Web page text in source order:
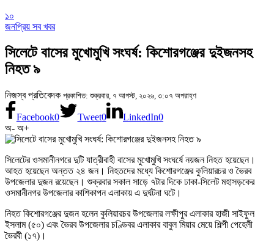
১০
জনপ্রিয় সব খবর
সিলেটে বাসের মুখোমুখি সংঘর্ষ: কিশোরগঞ্জের দুইজনসহ
নিহত ৯
নিজস্ব প্রতিবেদক প্রকাশিত: শুক্রবার, ৭ আগস্ট, ২০২৬, ৩:০৭ অপরাহ্ণ
Facebook0 Tweet0 LinkedIn0
অ- অ+
সিলেটের ওসমানীনগরে দুটি যাত্রীবাহী বাসের মুখোমুখি সংঘর্ষে নয়জন নিহত হয়েছেন।
আহত হয়েছেন অন্তত ২৪ জন। নিহতদের মধ্যে কিশোরগঞ্জের কুলিয়ারচর ও ভৈরব
উপজেলার দুজন রয়েছেন। শুক্রবার সকাল সাড়ে ৭টার দিকে ঢাকা-সিলেট মহাসড়কের
ওসমানীনগর উপজেলার কাশিকাপন এলাকায় এ দুর্ঘটনা ঘটে।
নিহত কিশোরগঞ্জের দুজন হলেন কুলিয়ারচর উপজেলার লক্ষীপুর এলাকার হাজী সাইফুল
ইসলাম (৫০) এবং ভৈরব উপজেলার চণ্ডিবর এলাকার বাবুল মিয়ার মেয়ে শিল্পী পেহেলী
ভৈরবী (১৭)।